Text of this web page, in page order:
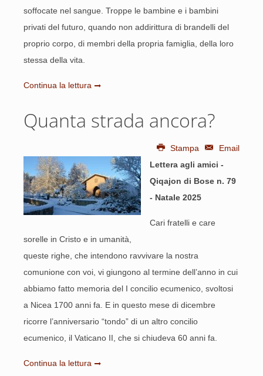
soffocate nel sangue. Troppe le bambine e i bambini
privati del futuro, quando non addirittura di brandelli del
proprio corpo, di membri della propria famiglia, della loro
stessa della vita.
Continua la lettura
Quanta strada ancora?
Stampa
Email
Lettera agli amici -
Qiqajon di Bose n. 79
- Natale 2025
Cari fratelli e care
sorelle in Cristo e in umanità,
queste righe, che intendono ravvivare la nostra
comunione con voi, vi giungono al termine dell’anno in cui
abbiamo fatto memoria del I concilio ecumenico, svoltosi
a Nicea 1700 anni fa. E in questo mese di dicembre
ricorre l’anniversario “tondo” di un altro concilio
ecumenico, il Vaticano II, che si chiudeva 60 anni fa.
Continua la lettura